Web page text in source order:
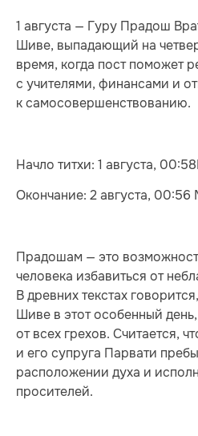
1 августа — Гуру Прадош
Шиве, выпадающий на
время, когда пост поможет
с учителями, финансами и
к самосовершенствованию.
Начло титхи: 1 августа,
Окончание: 2 августа,
Прадошам — это
человека избавиться от
В древних текстах
Шиве в этот особенный
от всех грехов. Считается,
и его супруга Парвати
расположении духа и
просителей.